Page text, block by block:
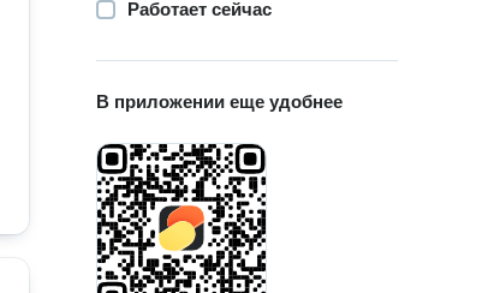
Работает сейчас
В приложении еще удобнее